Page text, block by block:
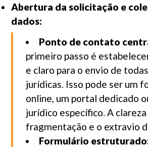
Abertura da solicitação e
dados:
Ponto de contato
primeiro passo é
e claro para o envio de
jurídicas. Isso pode ser um
online, um portal dedicado
jurídico específico. A
fragmentação e o extravio
Formulário